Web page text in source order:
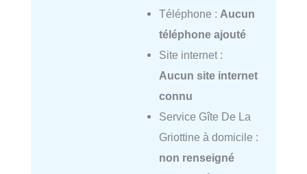
Téléphone : Aucun
téléphone ajouté
Site internet :
Aucun site internet
connu
Service Gîte De La
Griottine à domicile :
non renseigné